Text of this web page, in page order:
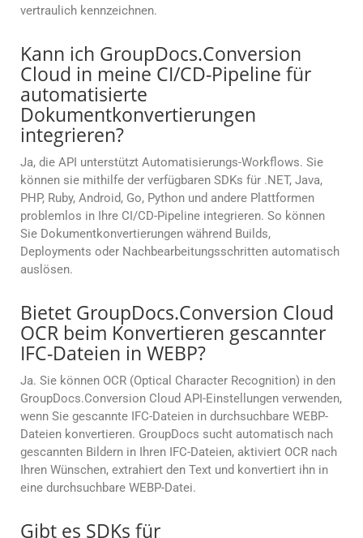
vertraulich kennzeichnen.
Kann ich GroupDocs.Conversion
Cloud in meine CI/CD-Pipeline für
automatisierte
Dokumentkonvertierungen
integrieren?
Ja, die API unterstützt Automatisierungs-Workflows. Sie
können sie mithilfe der verfügbaren SDKs für .NET, Java,
PHP, Ruby, Android, Go, Python und andere Plattformen
problemlos in Ihre CI/CD-Pipeline integrieren. So können
Sie Dokumentkonvertierungen während Builds,
Deployments oder Nachbearbeitungsschritten automatisch
auslösen.
Bietet GroupDocs.Conversion Cloud
OCR beim Konvertieren gescannter
IFC-Dateien in WEBP?
Ja. Sie können OCR (Optical Character Recognition) in den
GroupDocs.Conversion Cloud API-Einstellungen verwenden,
wenn Sie gescannte IFC-Dateien in durchsuchbare WEBP-
Dateien konvertieren. GroupDocs sucht automatisch nach
gescannten Bildern in Ihren IFC-Dateien, aktiviert OCR nach
Ihren Wünschen, extrahiert den Text und konvertiert ihn in
eine durchsuchbare WEBP-Datei.
Gibt es SDKs für